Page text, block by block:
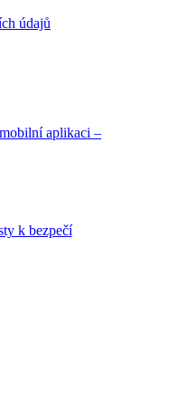
údajů
mobilní aplikaci –